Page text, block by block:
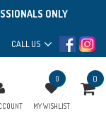
ONLY
CALL US
0
MY WISHLIST
0